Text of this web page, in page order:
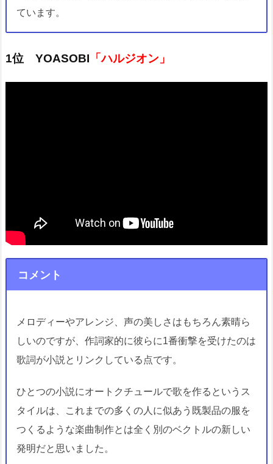
ています。
1位 YOASOBI 「ハルジオン」
コメント
メロディーやアレンジ、声の美しさはもちろん素晴ら
しいのですが、作詞家的に彼らに1番衝撃を受けたのは
歌詞が小説とリンクしている点です。
ひとつの小説にオートクチュールで歌を作るというス
タイルは、これまでの多くの人に似あう既製品の服を
つくるような楽曲制作とは全く別のベクトルの新しい
発明だと思いました。